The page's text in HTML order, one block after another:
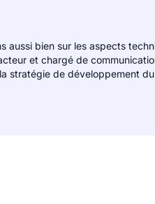
bien sur les aspects
et chargé de
stratégie de développement